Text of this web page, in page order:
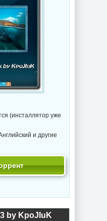
(инсталлятор уже
и другие
by KpoJIuK